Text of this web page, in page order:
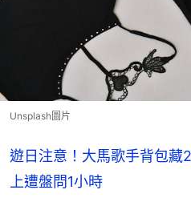
Unsplash圖片
遊日注意！大馬歌手背包
上遭盤問1小時